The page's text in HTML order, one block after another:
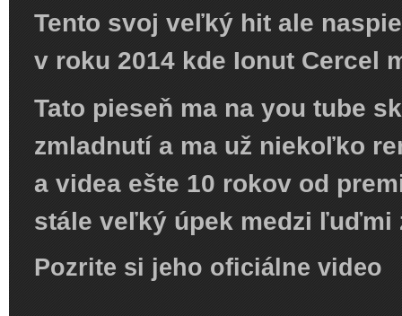
Tento svoj veľký hit ale
v roku 2014 kde Ionut Cercel
Tato pieseň ma na you tube
zmladnutí a ma už niekoľko
a videa ešte 10 rokov od
stále veľký úpek medzi ľuďmi
Pozrite si jeho oficiálne video